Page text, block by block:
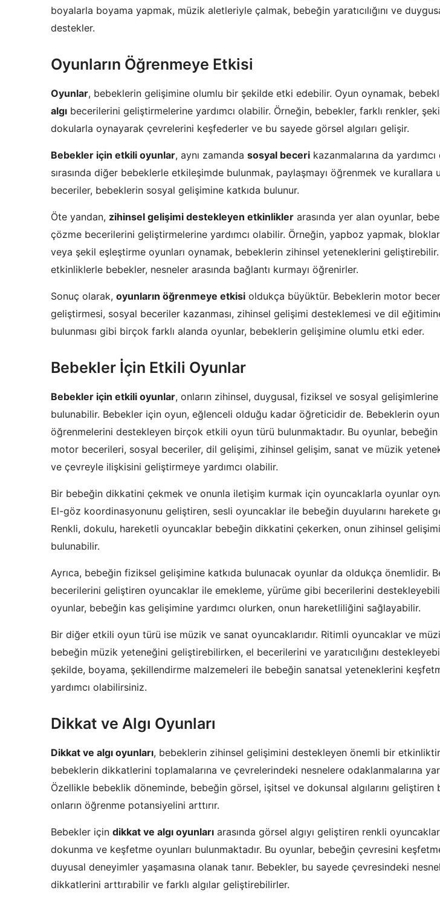
boyalarla boyama yapmak, müzik aletleriyle çalmak, bebeğin yaratıcılığını ve
destekler.
Oyunların Öğrenmeye Etkisi
Oyunlar, bebeklerin gelişimine olumlu bir şekilde etki edebilir. Oyun oynamak,
algı becerilerini geliştirmelerine yardımcı olabilir. Örneğin, bebekler, farklı renkler,
dokularla oynayarak çevrelerini keşfederler ve bu sayede görsel algıları gelişir.
Bebekler için etkili oyunlar, aynı zamanda sosyal beceri kazanmalarına da
sırasında diğer bebeklerle etkileşimde bulunmak, paylaşmayı öğrenmek ve kurallara
beceriler, bebeklerin sosyal gelişimine katkıda bulunur.
Öte yandan, zihinsel gelişimi destekleyen etkinlikler arasında yer alan oyunlar,
çözme becerilerini geliştirmelerine yardımcı olabilir. Örneğin, yapboz yapmak,
veya şekil eşleştirme oyunları oynamak, bebeklerin zihinsel yeteneklerini
etkinliklerle bebekler, nesneler arasında bağlantı kurmayı öğrenirler.
Sonuç olarak, oyunların öğrenmeye etkisi oldukça büyüktür. Bebeklerin motor
geliştirmesi, sosyal beceriler kazanması, zihinsel gelişimi desteklemesi ve dil
bulunması gibi birçok farklı alanda oyunlar, bebeklerin gelişimine olumlu etki eder.
Bebekler İçin Etkili Oyunlar
Bebekler için etkili oyunlar, onların zihinsel, duygusal, fiziksel ve sosyal gelişimlerine
bulunabilir. Bebekler için oyun, eğlenceli olduğu kadar öğreticidir de. Bebeklerin
öğrenmelerini destekleyen birçok etkili oyun türü bulunmaktadır. Bu oyunlar, bebeğin
motor becerileri, sosyal beceriler, dil gelişimi, zihinsel gelişim, sanat ve müzik
ve çevreyle ilişkisini geliştirmeye yardımcı olabilir.
Bir bebeğin dikkatini çekmek ve onunla iletişim kurmak için oyuncaklarla oyunlar
El-göz koordinasyonunu geliştiren, sesli oyuncaklar ile bebeğin duyularını harekete
Renkli, dokulu, hareketli oyuncaklar bebeğin dikkatini çekerken, onun zihinsel
bulunabilir.
Ayrıca, bebeğin fiziksel gelişimine katkıda bulunacak oyunlar da oldukça önemlidir.
becerilerini geliştiren oyuncaklar ile emekleme, yürüme gibi becerilerini
oyunlar, bebeğin kas gelişimine yardımcı olurken, onun hareketliliğini sağlayabilir.
Bir diğer etkili oyun türü ise müzik ve sanat oyuncaklarıdır. Ritimli oyuncaklar ve
bebeğin müzik yeteneğini geliştirebilirken, el becerilerini ve yaratıcılığını
şekilde, boyama, şekillendirme malzemeleri ile bebeğin sanatsal yeteneklerini
yardımcı olabilirsiniz.
Dikkat ve Algı Oyunları
Dikkat ve algı oyunları, bebeklerin zihinsel gelişimini destekleyen önemli bir
bebeklerin dikkatlerini toplamalarına ve çevrelerindeki nesnelere odaklanmalarına
Özellikle bebeklik döneminde, bebeğin görsel, işitsel ve dokunsal algılarını geliştiren
onların öğrenme potansiyelini arttırır.
Bebekler için dikkat ve algı oyunları arasında görsel algıyı geliştiren renkli
dokunma ve keşfetme oyunları bulunmaktadır. Bu oyunlar, bebeğin çevresini
duyusal deneyimler yaşamasına olanak tanır. Bebekler, bu sayede çevresindeki
dikkatlerini arttırabilir ve farklı algılar geliştirebilirler.